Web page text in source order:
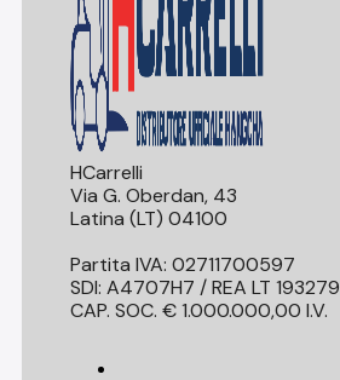
HCarrelli
Via G. Oberdan, 43
Latina (LT) 04100
Partita IVA: 02711700597
SDI: A4707H7 / REA LT 193279
CAP. SOC. € 1.000.000,00 I.V.